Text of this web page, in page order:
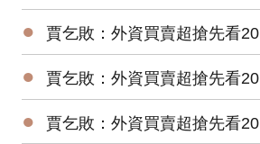
● 賈乞敗：外資買賣超搶先看20230926
● 賈乞敗：外資買賣超搶先看20230921
● 賈乞敗：外資買賣超搶先看20230918